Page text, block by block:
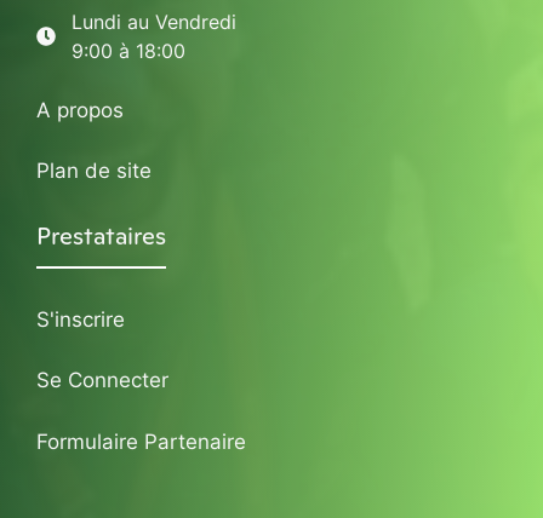
Lundi au Vendredi
9:00 à 18:00
A propos
Plan de site
Prestataires
S'inscrire
Se Connecter
Formulaire Partenaire